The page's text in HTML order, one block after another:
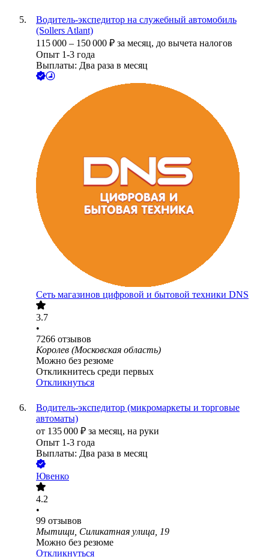
Водитель-экспедитор на служебный автомобиль
(Sollers Atlant)
115 000 – 150 000 ₽ за месяц, до вычета налогов
Опыт 1-3 года
Выплаты: Два раза в месяц
Сеть магазинов цифровой и бытовой техники DNS
3.7
•
7266 отзывов
Королев (Московская область)
Можно без резюме
Откликнитесь среди первых
Откликнуться
Водитель-экспедитор (микромаркеты и торговые
автоматы)
от 135 000 ₽ за месяц, на руки
Опыт 1-3 года
Выплаты: Два раза в месяц
Ювенко
4.2
•
99 отзывов
Мытищи, Силикатная улица, 19
Можно без резюме
Откликнуться